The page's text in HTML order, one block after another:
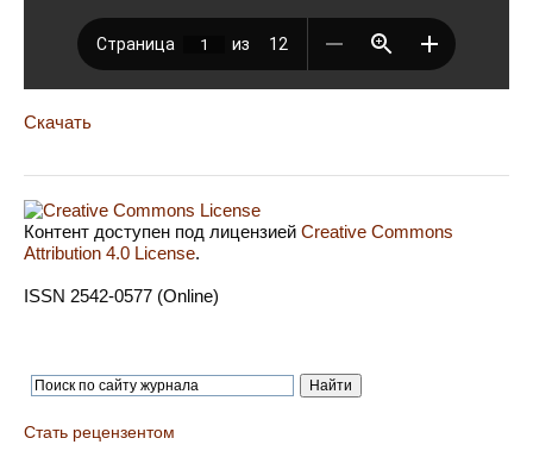
Скачать
Контент доступен под лицензией Creative Commons
Attribution 4.0 License.
ISSN 2542-0577 (Online)
Стать рецензентом